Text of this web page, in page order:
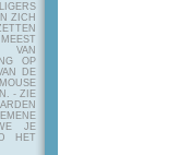
ZICH
VAN
OP
DE
- ZIE
JE
HET